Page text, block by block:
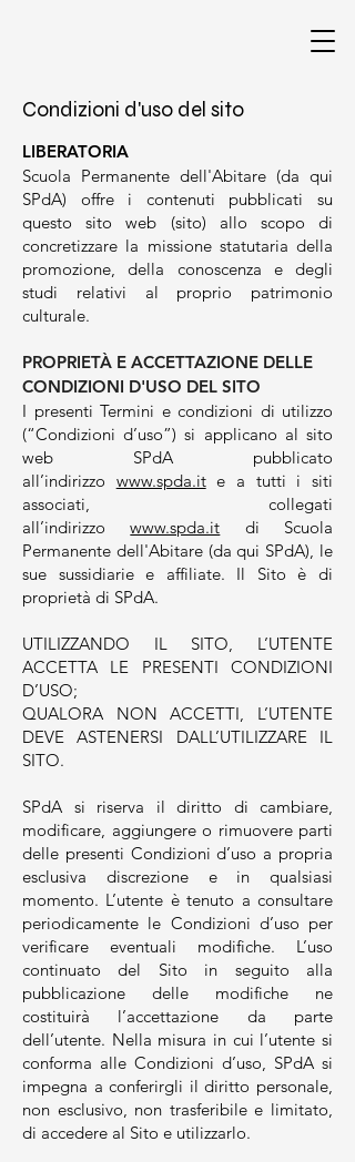
Condizioni d'uso del sito
LIBERATORIA
Scuola Permanente dell'Abitare (da qui
SPdA) offre i contenuti pubblicati su
questo sito web (sito) allo scopo di
concretizzare la missione statutaria della
promozione, della conoscenza e degli
studi relativi al proprio patrimonio
culturale.
PROPRIETÀ E ACCETTAZIONE DELLE
CONDIZIONI D'USO DEL SITO
I presenti Termini e condizioni di utilizzo
(“Condizioni d’uso”) si applicano al sito
web SPdA pubblicato
all’indirizzo www.spda.ite a tutti i siti
associati, collegati
all’indirizzowww.spda.it di Scuola
Permanente dell'Abitare (da qui SPdA), le
sue sussidiarie e affiliate. Il Sito è di
proprietà di SPdA.
UTILIZZANDO IL SITO, L’UTENTE
ACCETTA LE PRESENTI CONDIZIONI
D’USO;
QUALORA NON ACCETTI, L’UTENTE
DEVE ASTENERSI DALL’UTILIZZARE IL
SITO.
SPdA si riserva il diritto di cambiare,
modificare, aggiungere o rimuovere parti
delle presenti Condizioni d’uso a propria
esclusiva discrezione e in qualsiasi
momento. L’utente è tenuto a consultare
periodicamente le Condizioni d’uso per
verificare eventuali modifiche. L’uso
continuato del Sito in seguito alla
pubblicazione delle modifiche ne
costituirà l’accettazione da parte
dell’utente. Nella misura in cui l’utente si
conforma alle Condizioni d’uso, SPdA si
impegna a conferirgli il diritto personale,
non esclusivo, non trasferibile e limitato,
di accedere al Sito e utilizzarlo.